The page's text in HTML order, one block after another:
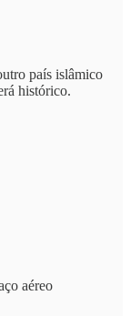
país islâmico
histórico.
aéreo